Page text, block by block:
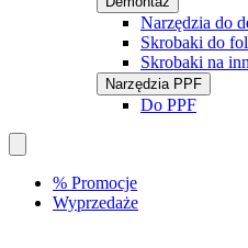
Narzędzia do
Skrobaki do
Skrobaki na
Narzędzia PPF
Do PPF
% Promocje
Wyprzedaże